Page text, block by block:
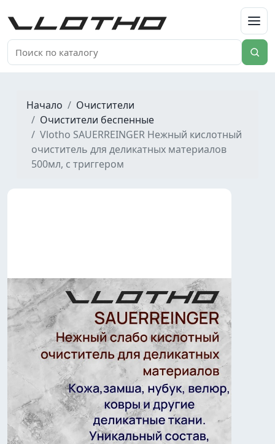
VLOTHO
Начало
Очистители
Очистители беспенные
Vlotho SAUERREINGER Нежный кислотный
очиститель для деликатных материалов
500мл, с триггером